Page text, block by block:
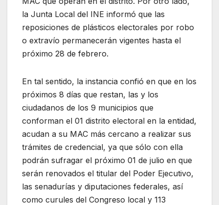
la Junta Local del INE informó que las
reposiciones de plásticos electorales por robo
o extravío permanecerán vigentes hasta el
próximo 28 de febrero.
En tal sentido, la instancia confió en que en los
próximos 8 días que restan, las y los
ciudadanos de los 9 municipios que
conforman el 01 distrito electoral en la entidad,
acudan a su MAC más cercano a realizar sus
trámites de credencial, ya que sólo con ella
podrán sufragar el próximo 01 de julio en que
serán renovados el titular del Poder Ejecutivo,
las senadurías y diputaciones federales, así
como curules del Congreso local y 113